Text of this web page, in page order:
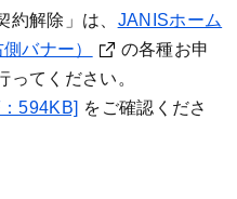
約解除」は、 JANISホーム
バナー）
の各種お申
ってください。
594KB] をご確認くださ